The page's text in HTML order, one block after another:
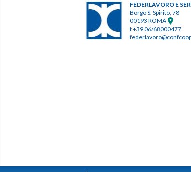
FEDERLAVORO E
Borgo S. Spirito, 78
00193 ROMA
t +39 06/68000477